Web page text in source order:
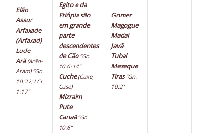
Elão
Assur
Arfaxade
(Arfaxad)
Lude
Arã (Arão-
Aram) “Gn.
10:22; I Cr.
1:17”
Egito e da
Etiópia são
em grande
parte
descendentes
de Cão “Gn.
10:6-14”
Cuche(Cuxe,
Cuse)
Mizraim
Pute
Canaã“Gn.
10:6”
Gomer
Magogue
Madai
Javã
Tubal
Meseque
Tiras“Gn.
10:2”